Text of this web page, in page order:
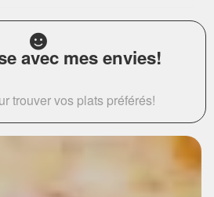
avec mes envies!
trouver vos plats préférés!